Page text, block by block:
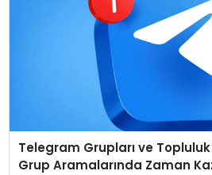
Telegram Grupları ve
Grup Aramalarında Zaman